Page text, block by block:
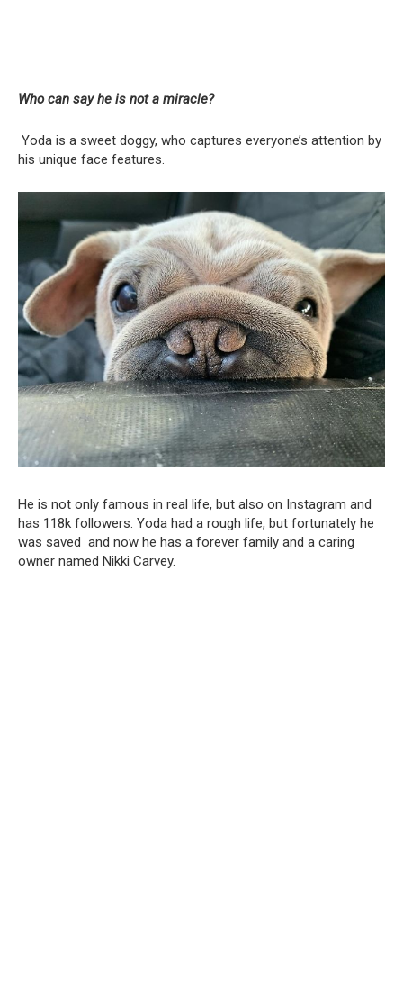
Who can say he is not a miracle?
Yoda is a sweet doggy, who captures everyone’s attention by
his unique face features.
He is not only famous in real life, but also on Instagram and
has 118k followers. Yoda had a rough life, but fortunately he
was saved and now he has a forever family and a caring
owner named Nikki Carvey.